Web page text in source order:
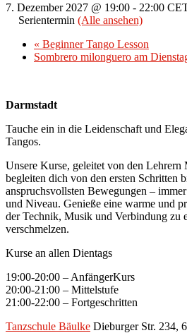
7. Dezember 2027 @ 19:00 - 22:00
Serientermin (Alle ansehen)
« Beginner Tango Lesson
Sombrero milonguero am
Darmstadt
Tauche ein in die Leidenschaft und
Tangos.
Unsere Kurse, geleitet von den Lehrern
begleiten dich von den ersten Schritten
anspruchsvollsten Bewegungen –
und Niveau. Genieße eine warme und
der Technik, Musik und Verbindung zu
verschmelzen.
Kurse an allen Dientags
19:00-20:00 – AnfängerKurs
20:00-21:00 – Mittelstufe
21:00-22:00 – Fortgeschritten
Tanzschule Bäulke Dieburger Str. 234,